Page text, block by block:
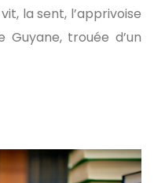
la sent, l’apprivoise
trouée d’un